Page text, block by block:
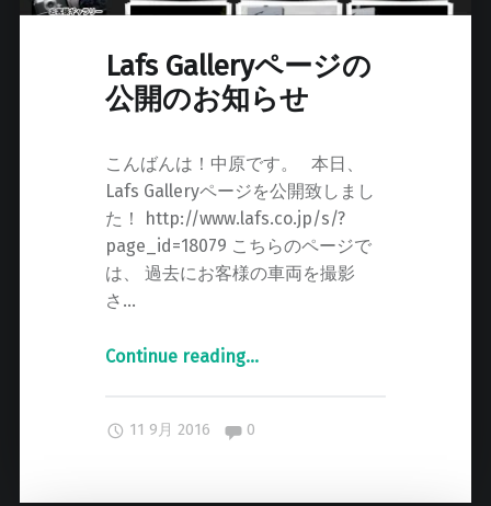
Lafs Galleryページの
公開のお知らせ
こんばんは！中原です。 本日、
Lafs Galleryページを公開致しまし
た！ http://www.lafs.co.jp/s/?
page_id=18079 こちらのページで
は、 過去にお客様の車両を撮影
さ…
Continue reading"
f
…
11 9月 2016 Comments:
0